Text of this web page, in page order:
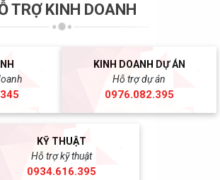
TRỢ KINH DOANH
KINH DOANH DỰ ÁN
Hỗ trợ dự án
0976.082.395
KỸ THUẬT
Hỗ trợ kỹ thuật
0934.616.395